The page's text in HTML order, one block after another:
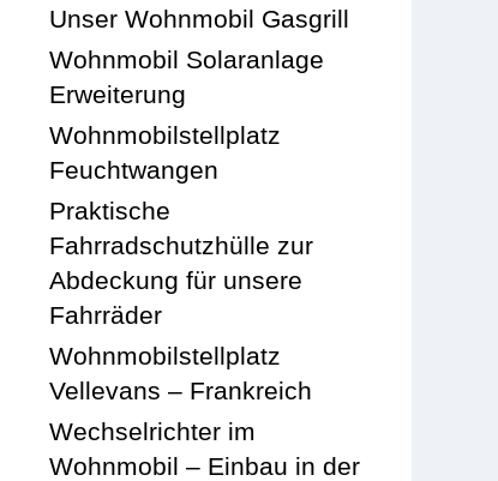
Unser Wohnmobil Gasgrill
Wohnmobil Solaranlage
Erweiterung
Wohnmobilstellplatz
Feuchtwangen
Praktische
Fahrradschutzhülle zur
Abdeckung für unsere
Fahrräder
Wohnmobilstellplatz
Vellevans – Frankreich
Wechselrichter im
Wohnmobil – Einbau in der